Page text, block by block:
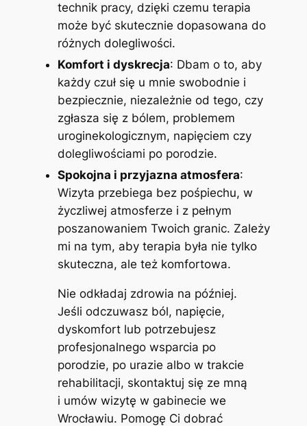
technik pracy, dzięki czemu terapia
może być skutecznie dopasowana do
różnych dolegliwości.
Komfort i dyskrecja: Dbam o to, aby
każdy czuł się u mnie swobodnie i
bezpiecznie, niezależnie od tego, czy
zgłasza się z bólem, problemem
uroginekologicznym, napięciem czy
dolegliwościami po porodzie.
Spokojna i przyjazna atmosfera:
Wizyta przebiega bez pośpiechu, w
życzliwej atmosferze i z pełnym
poszanowaniem Twoich granic. Zależy
mi na tym, aby terapia była nie tylko
skuteczna, ale też komfortowa.
Nie odkładaj zdrowia na później.
Jeśli odczuwasz ból, napięcie,
dyskomfort lub potrzebujesz
profesjonalnego wsparcia po
porodzie, po urazie albo w trakcie
rehabilitacji, skontaktuj się ze mną
i umów wizytę w gabinecie we
Wrocławiu. Pomogę Ci dobrać